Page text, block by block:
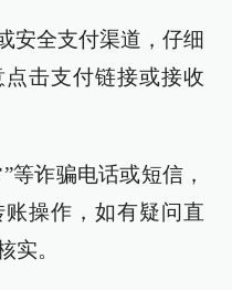
安全支付渠道，仔细
击支付链接或接收
等诈骗电话或短信，
操作，如有疑问直
实。